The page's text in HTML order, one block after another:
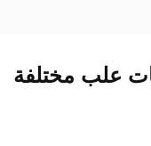
علب مختلفة